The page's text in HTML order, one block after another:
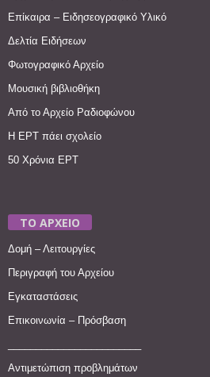
Επίκαιρα – Ειδησεογραφικό Υλικό
Δελτία Ειδήσεων
Φωτογραφικό Αρχείο
Μουσική βιβλιοθήκη
Από το Αρχείο Ραδιοφώνου
Η ΕΡΤ πάει σχολείο
50 Χρόνια ΕΡΤ
ΤΟ ΑΡΧΕΙΟ
Δομή – Λειτουργίες
Περιγραφή του Αρχείου
Εγκαταστάσεις
Επικοινωνία – Πρόσβαση
Αντιμετώπιση προβλημάτων